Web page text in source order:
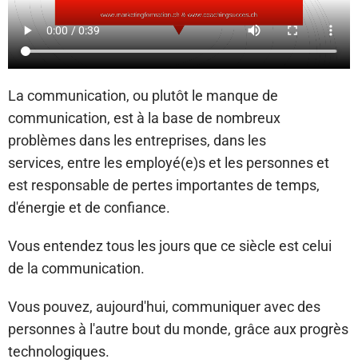
La communication, ou plutôt le manque de
communication, est à la base de nombreux
problèmes dans les entreprises, dans les
services, entre les employé(e)s et les personnes et
est responsable de pertes importantes de temps,
d'énergie et de confiance.
Vous entendez tous les jours que ce siècle est celui
de la communication.
Vous pouvez, aujourd'hui, communiquer avec des
personnes à l'autre bout du monde, grâce aux progrès
technologiques.